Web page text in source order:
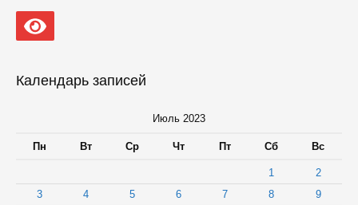
сельхозпродукции
Календарь записей
Июль 2023
Пн Вт Ср Чт Пт Сб Вс
1
2
3
4 5 6 7 8
9